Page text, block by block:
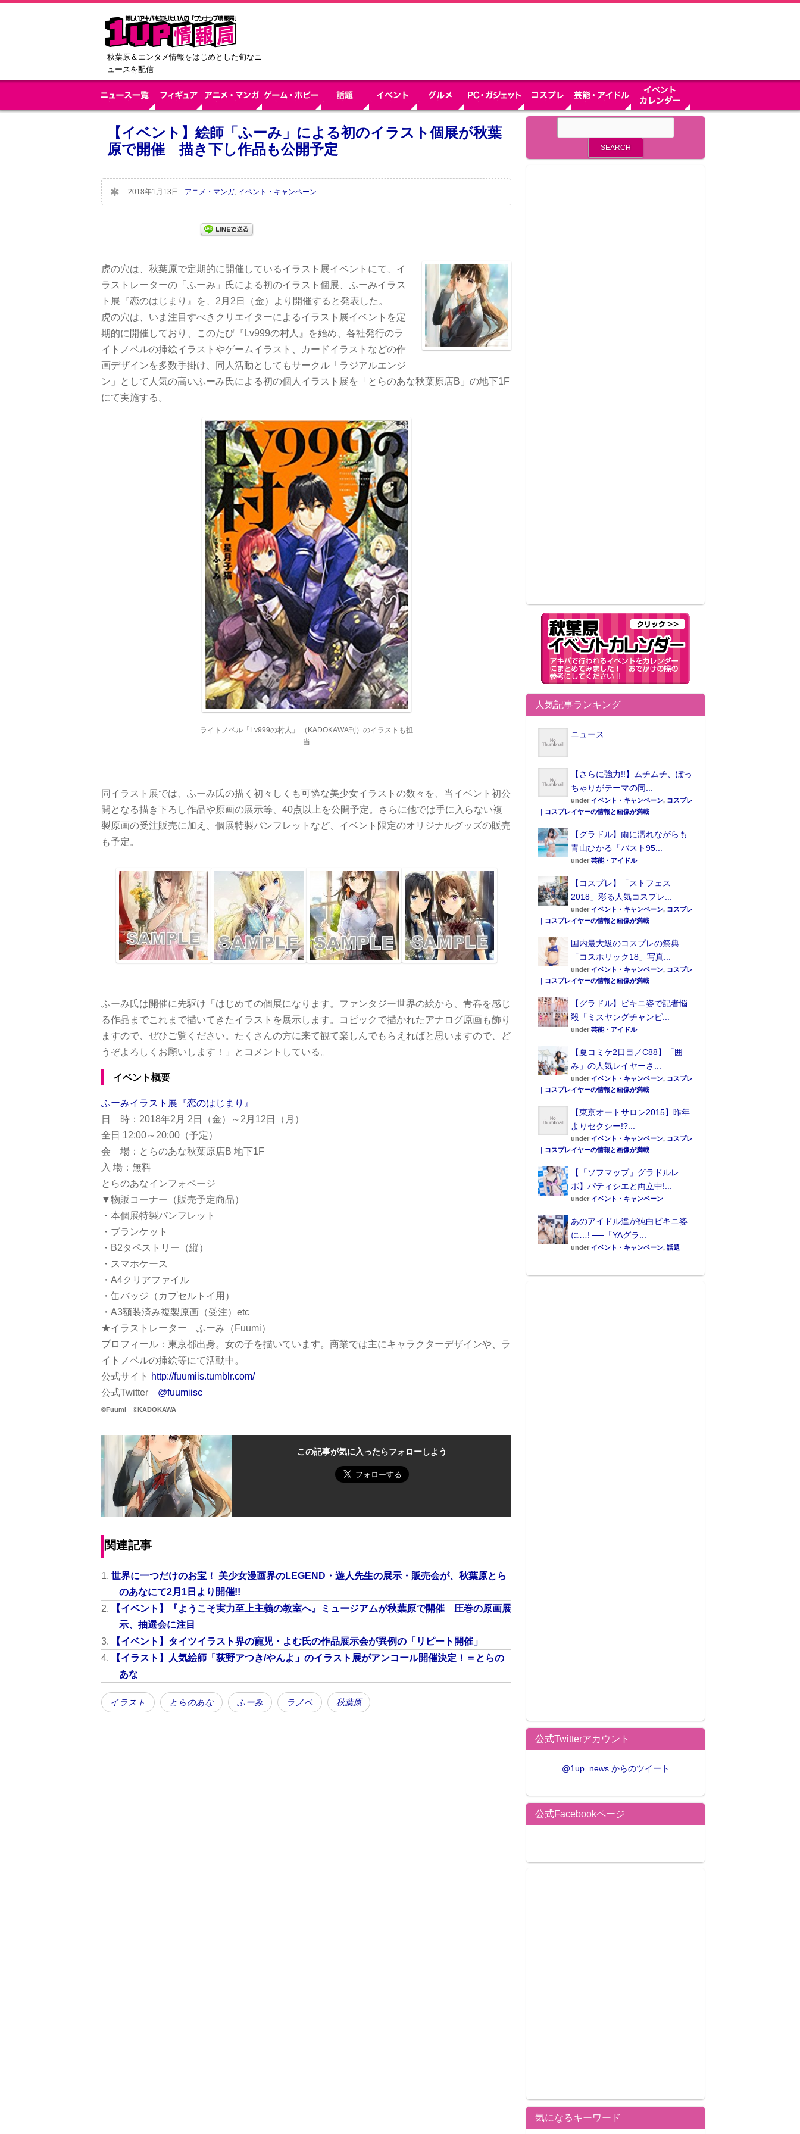
秋葉原＆エンタメ情報をはじめとした旬なニ
ュースを配信
【イベント】絵師「ふーみ」による初のイラスト個展が秋葉
原で開催 描き下し作品も公開予定
2018年1月13日 アニメ・マンガ, イベント・キャンペーン
虎の穴は、秋葉原で定期的に開催しているイラスト展イベントにて、イ
ラストレーターの「ふーみ」氏による初のイラスト個展、ふーみイラス
ト展『恋のはじまり』を、2月2日（金）より開催すると発表した。
虎の穴は、いま注目すべきクリエイターによるイラスト展イベントを定
期的に開催しており、このたび『Lv999の村人』を始め、各社発行のラ
イトノベルの挿絵イラストやゲームイラスト、カードイラストなどの作
画デザインを多数手掛け、同人活動としてもサークル「ラジアルエンジ
ン」として人気の高いふーみ氏による初の個人イラスト展を「とらのあな秋葉原店B」の地下1F
にて実施する。
ライトノベル「Lv999の村人」 （KADOKAWA刊）のイラストも担
当
同イラスト展では、ふーみ氏の描く初々しくも可憐な美少女イラストの数々を、当イベント初公
開となる描き下ろし作品や原画の展示等、40点以上を公開予定。さらに他では手に入らない複
製原画の受注販売に加え、個展特製パンフレットなど、イベント限定のオリジナルグッズの販売
も予定。
ふーみ氏は開催に先駆け「はじめての個展になります。ファンタジー世界の絵から、青春を感じ
る作品までこれまで描いてきたイラストを展示します。コピックで描かれたアナログ原画も飾り
ますので、ぜひご覧ください。たくさんの方に来て観て楽しんでもらえればと思いますので、ど
うぞよろしくお願いします！」とコメントしている。
イベント概要
ふーみイラスト展『恋のはじまり』
日 時：2018年2月 2日（金）～2月12日（月）
全日 12:00～20:00（予定）
会 場：とらのあな秋葉原店B 地下1F
入 場：無料
とらのあなインフォページ
▼物販コーナー（販売予定商品）
・本個展特製パンフレット
・ブランケット
・B2タペストリー（縦）
・スマホケース
・A4クリアファイル
・缶バッジ（カプセルトイ用）
・A3額装済み複製原画（受注）etc
★イラストレーター ふーみ（Fuumi）
プロフィール：東京都出身。女の子を描いています。商業では主にキャラクターデザインや、ラ
イトノベルの挿絵等にて活動中。
公式サイト http://fuumiis.tumblr.com/
公式Twitter @fuumiisc
©Fuumi ©KADOKAWA
この記事が気に入ったらフォローしよう
関連記事
世界に一つだけのお宝！ 美少女漫画界のLEGEND・遊人先生の展示・販売会が、秋葉原とら
のあなにて2月1日より開催!!
【イベント】『ようこそ実力至上主義の教室へ』ミュージアムが秋葉原で開催 圧巻の原画展
示、抽選会に注目
【イベント】タイツイラスト界の寵児・よむ氏の作品展示会が異例の「リピート開催」
【イラスト】人気絵師「荻野アつき/やんよ」のイラスト展がアンコール開催決定！＝とらの
あな
イラスト とらのあな ふーみ ラノベ 秋葉原
人気記事ランキング
ニュース
【さらに強力!!】ムチムチ、ぽっ
ちゃりがテーマの同...
under イベント・キャンペーン, コスプレ
｜コスプレイヤーの情報と画像が満載
【グラドル】雨に濡れながらも
青山ひかる「バスト95...
under 芸能・アイドル
【コスプレ】「ストフェス
2018」彩る人気コスプレ...
under イベント・キャンペーン, コスプレ
｜コスプレイヤーの情報と画像が満載
国内最大級のコスプレの祭典
「コスホリック18」写真...
under イベント・キャンペーン, コスプレ
｜コスプレイヤーの情報と画像が満載
【グラドル】ビキニ姿で記者悩
殺「ミスヤングチャンピ...
under 芸能・アイドル
【夏コミケ2日目／C88】「囲
み」の人気レイヤーさ...
under イベント・キャンペーン, コスプレ
｜コスプレイヤーの情報と画像が満載
【東京オートサロン2015】昨年
よりセクシー!?...
under イベント・キャンペーン, コスプレ
｜コスプレイヤーの情報と画像が満載
【「ソフマップ」グラドルレ
ポ】パティシエと両立中!...
under イベント・キャンペーン
あのアイドル達が純白ビキニ姿
に…! ──「YAグラ...
under イベント・キャンペーン, 話題
公式Twitterアカウント
@1up_news からのツイート
公式Facebookページ
気になるキーワード